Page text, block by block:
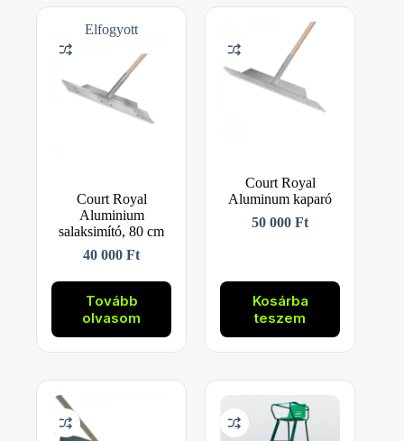
Elfogyott
Court Royal
Aluminium
salaksimító, 80 cm
40 000Ft
Tovább
olvasom
Court Royal
Aluminum kaparó
50 000Ft
Kosárba
teszem